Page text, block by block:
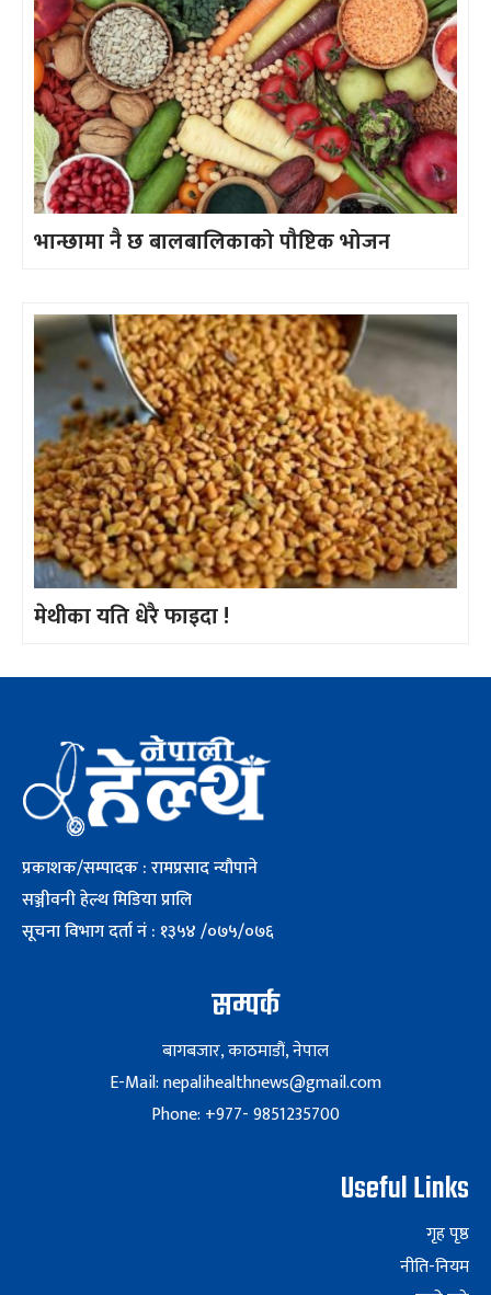
भान्छामा नै छ बालबालिकाको पौष्टिक भोजन
मेथीका यति धेरै फाइदा !
प्रकाशक/सम्पादक : रामप्रसाद न्यौपाने
सञ्जीवनी हेल्थ मिडिया प्रालि
सूचना विभाग दर्ता नं : १३५४ /०७५/०७६
सम्पर्क
बागबजार, काठमाडौं, नेपाल
E-Mail: nepalihealthnews@gmail.com
Phone: +977- 9851235700
Useful Links
गृह पृष्ठ
नीति-नियम